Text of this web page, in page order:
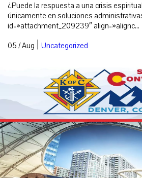
¿Puede la respuesta a una crisis
únicamente en soluciones
id=»attachment_209239″ align=»alignc...
05 / Aug | Uncategorized